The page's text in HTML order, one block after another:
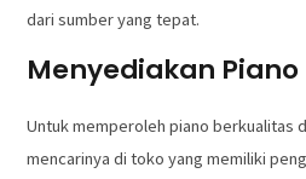
dari sumber yang tepat.
Menyediakan
Untuk memperoleh piano berkualitas
mencarinya di toko yang memiliki